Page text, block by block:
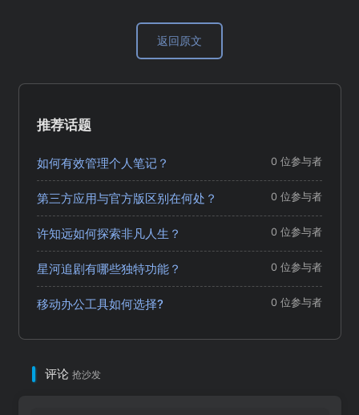
返回原文
推荐话题
如何有效管理个人笔记？ 0 位参与者
第三方应用与官方版区别在何处？ 0 位参与者
许知远如何探索非凡人生？ 0 位参与者
星河追剧有哪些独特功能？ 0 位参与者
移动办公工具如何选择? 0 位参与者
评论 抢沙发